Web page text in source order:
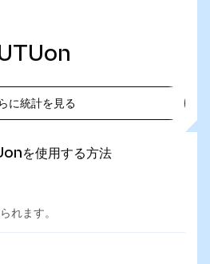
に統計を見る
を使用する方法
れます。